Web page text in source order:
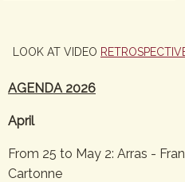
LOOK AT VIDEO
AGENDA 2026
April
From 25 to May 2: Arras -
Cartonne